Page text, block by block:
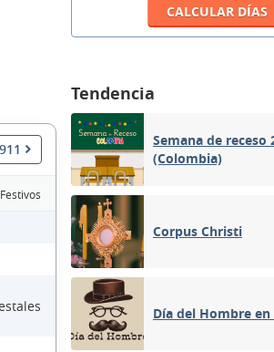
Tendencia
Semana de receso
(Colombia)
Corpus Christi
Día del Hombre